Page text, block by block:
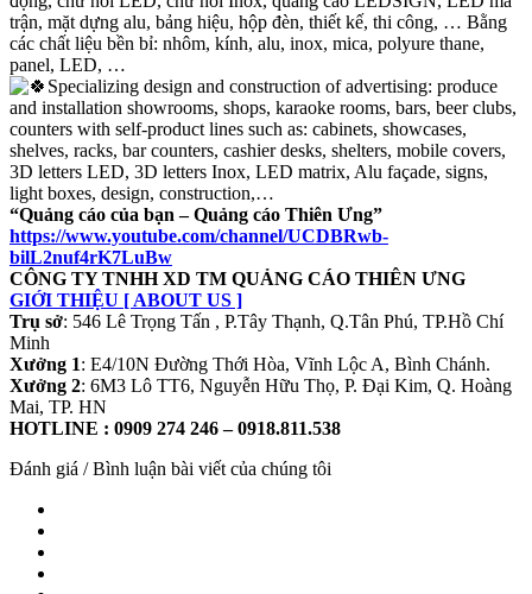
trận, mặt dựng alu, bảng hiệu, hộp đèn, thiết kế, thi công, … Bằng
các chất liệu bền bỉ: nhôm, kính, alu, inox, mica, polyure thane,
panel, LED, …
Specializing design and construction of advertising: produce
and installation showrooms, shops, karaoke rooms, bars, beer clubs,
counters with self-product lines such as: cabinets, showcases,
shelves, racks, bar counters, cashier desks, shelters, mobile covers,
3D letters LED, 3D letters Inox, LED matrix, Alu façade, signs,
light boxes, design, construction,…
“Quảng cáo của bạn – Quảng cáo Thiên Ưng”
https://www.youtube.com/channel/UCDBRwb-
bilL2nuf4rK7LuBw
CÔNG TY TNHH XD TM QUẢNG CÁO THIÊN ƯNG
GIỚI THIỆU [ ABOUT US ]
Trụ sở: 546 Lê Trọng Tấn , P.Tây Thạnh, Q.Tân Phú, TP.Hồ Chí
Minh
Xưởng 1: E4/10N Đường Thới Hòa, Vĩnh Lộc A, Bình Chánh.
Xưởng 2: 6M3 Lô TT6, Nguyễn Hữu Thọ, P. Đại Kim, Q. Hoàng
Mai, TP. HN
HOTLINE : 0909 274 246 – 0918.811.538
Đánh giá / Bình luận bài viết của chúng tôi